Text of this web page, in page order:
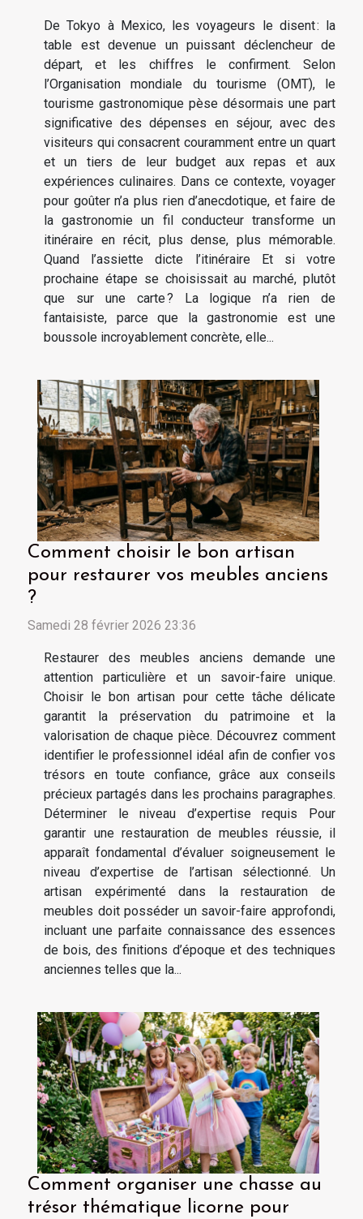
De Tokyo à Mexico, les voyageurs le disent : la
table est devenue un puissant déclencheur de
départ, et les chiffres le confirment. Selon
l’Organisation mondiale du tourisme (OMT), le
tourisme gastronomique pèse désormais une part
significative des dépenses en séjour, avec des
visiteurs qui consacrent couramment entre un quart
et un tiers de leur budget aux repas et aux
expériences culinaires. Dans ce contexte, voyager
pour goûter n’a plus rien d’anecdotique, et faire de
la gastronomie un fil conducteur transforme un
itinéraire en récit, plus dense, plus mémorable.
Quand l’assiette dicte l’itinéraire Et si votre
prochaine étape se choisissait au marché, plutôt
que sur une carte ? La logique n’a rien de
fantaisiste, parce que la gastronomie est une
boussole incroyablement concrète, elle...
Comment choisir le bon artisan
pour restaurer vos meubles anciens
?
Samedi 28 février 2026 23:36
Restaurer des meubles anciens demande une
attention particulière et un savoir-faire unique.
Choisir le bon artisan pour cette tâche délicate
garantit la préservation du patrimoine et la
valorisation de chaque pièce. Découvrez comment
identifier le professionnel idéal afin de confier vos
trésors en toute confiance, grâce aux conseils
précieux partagés dans les prochains paragraphes.
Déterminer le niveau d’expertise requis Pour
garantir une restauration de meubles réussie, il
apparaît fondamental d’évaluer soigneusement le
niveau d’expertise de l’artisan sélectionné. Un
artisan expérimenté dans la restauration de
meubles doit posséder un savoir-faire approfondi,
incluant une parfaite connaissance des essences
de bois, des finitions d’époque et des techniques
anciennes telles que la...
Comment organiser une chasse au
trésor thématique licorne pour